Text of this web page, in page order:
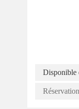
Disponible